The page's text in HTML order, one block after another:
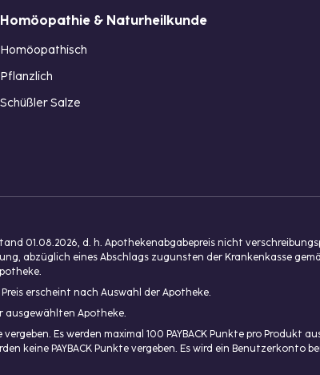
Homöopathie & Naturheilkunde
Homöopathisch
Pflanzlich
Schüßler Salze
01.08.2026, d. h. Apothekenabgabepreis nicht
abzüglich eines Abschlags zugunsten der Krankenkasse
erscheint nach Auswahl der Apotheke.
ausgewählten Apotheke.
vergeben. Es werden maximal 100 PAYBACK Punkte pro
keine PAYBACK Punkte vergeben. Es wird ein Benutzerkonto